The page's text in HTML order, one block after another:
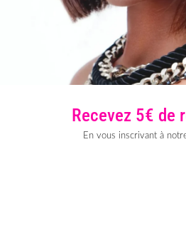
Recevez 5€ de
En vous inscrivant à